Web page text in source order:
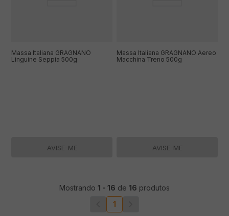
Massa Italiana GRAGNANO
Linguine Seppia 500g
AVISE-ME
Massa Italiana GRAGNANO Aereo
Macchina Treno 500g
AVISE-ME
Mostrando 1 - 16 de 16 produtos
1